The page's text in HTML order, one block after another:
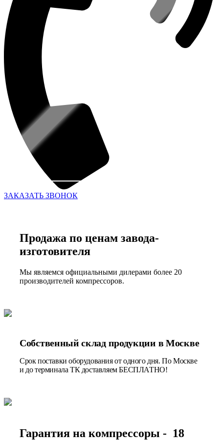
ЗАКАЗАТЬ ЗВОНОК
Продажа по ценам завода-
изготовителя
Мы являемся официальными дилерами более 20
производителей компрессоров.
Собственный склад продукции в Москве
Срок поставки оборудования от одного дня. По Москве
и до терминала ТК доставляем БЕСПЛАТНО!
Гарантия на компрессоры - 18